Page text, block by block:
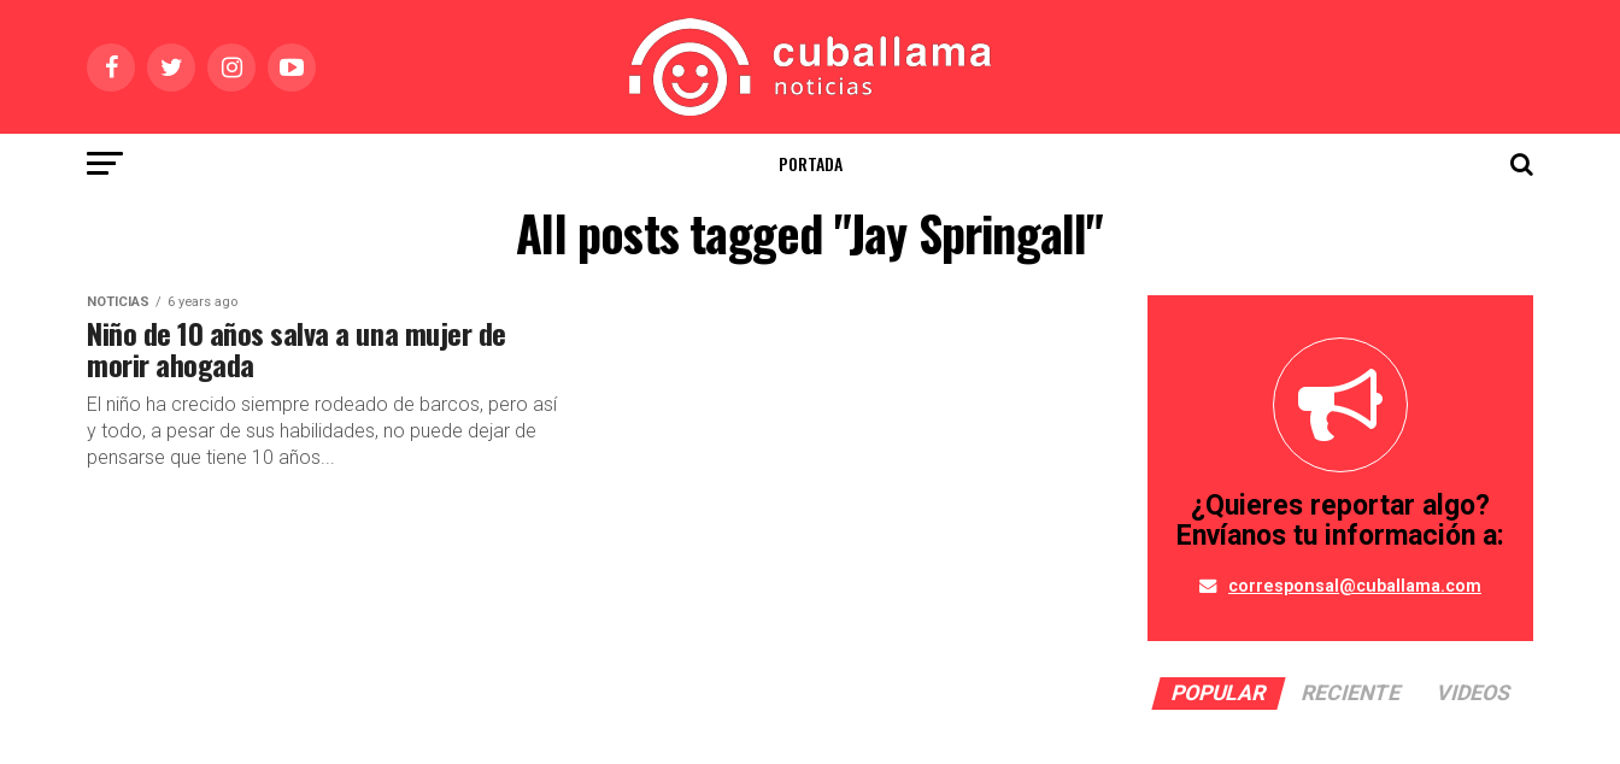
PORTADA
All posts tagged "Jay Springall"
NOTICIAS 6 years ago
Niño de 10 años salva a una mujer de
morir ahogada
El niño ha crecido siempre rodeado de barcos, pero así
y todo, a pesar de sus habilidades, no puede dejar de
pensarse que tiene 10 años...
¿Quieres reportar algo?
Envíanos tu información a:
corresponsal@cuballama.com
POPULAR RECIENTE VIDEOS